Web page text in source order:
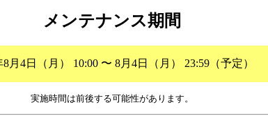
メンテナンス期間
8月4日（月） 10:00 〜 8月4日（月） 23:59（予定）
実施時間は前後する可能性があります。